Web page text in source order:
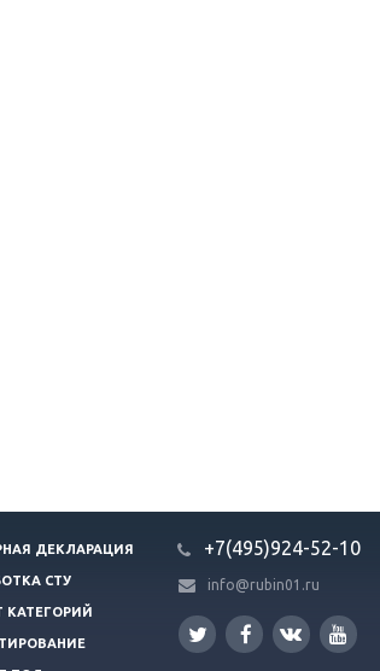
ДЕКЛАРАЦИЯ
СТУ
КАТЕГОРИЙ
+7(495)924-52-10
info@rubin01.ru